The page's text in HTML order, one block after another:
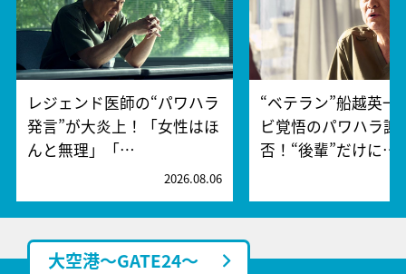
レジェンド医師の“パワハラ
発言”が大炎上！「女性はほ
んと無理」「…
2026.08.06
“ベテラン”船越英一
ビ覚悟のパワハラ謝
否！“後輩”だけに…
大空港～GATE24～